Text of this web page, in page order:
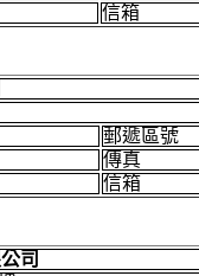
信箱
郵遞區號
傳真
信箱
司